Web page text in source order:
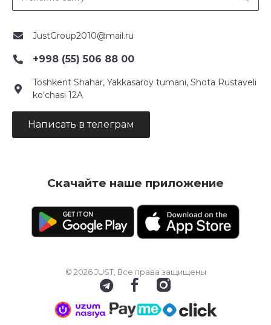
JustGroup2010@mail.ru
+998 (55) 506 88 00
Toshkent Shahar, Yakkasaroy tumani, Shota Rustaveli
ko‘chasi 12A
Написать в телеграм
Скачайте наше приложение
© 2026 JUST, Все права защищены